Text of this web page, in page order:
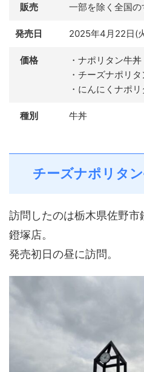
販売 一部を除く全国の
発売日 2025年4月22日(
価格
・ナポリタン牛
・チーズナポリ
・にんにくナポ
種別 牛丼
チーズナポリタ
訪問したのは栃木県佐野
鐙塚店。
発売初日の昼に訪問。